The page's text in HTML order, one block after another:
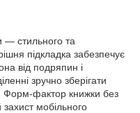
— стильного та
підкладка забезпечує
від подряпин і
зручно зберігати
Форм-фактор книжки без
захист мобільного